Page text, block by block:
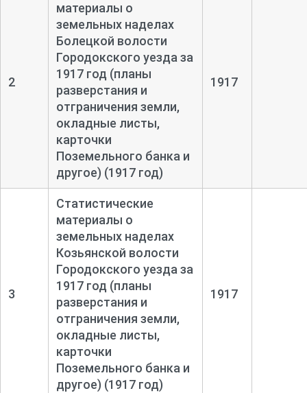
2
материалы о
земельных наделах
Болецкой волости
Городокского уезда за
1917 год (планы
разверстания и
отграничения земли,
окладные листы,
карточки
Поземельного банка и
другое) (1917 год)
1917
3
Статистические
материалы о
земельных наделах
Козьянской волости
Городокского уезда за
1917 год (планы
разверстания и
отграничения земли,
окладные листы,
карточки
Поземельного банка и
другое) (1917 год)
1917